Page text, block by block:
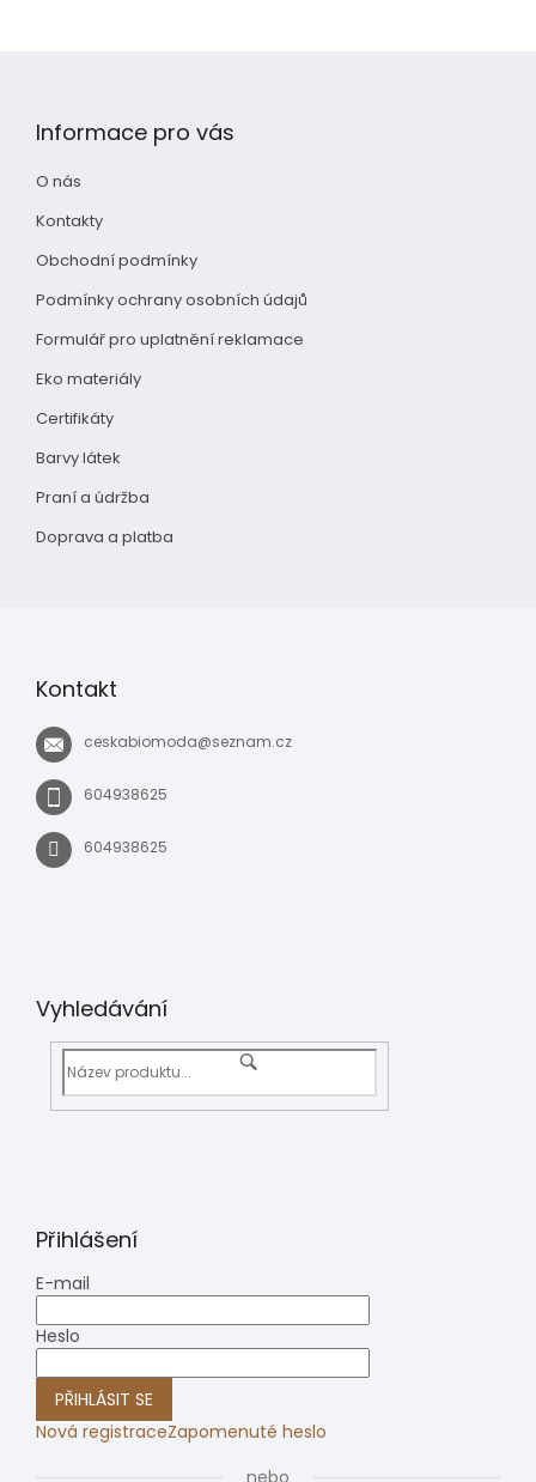
Informace pro vás
O nás
Kontakty
Obchodní podmínky
Podmínky ochrany osobních údajů
Formulář pro uplatnění reklamace
Eko materiály
Certifikáty
Barvy látek
Praní a údržba
Doprava a platba
Kontakt
ceskabiomoda@seznam.cz
604938625
604938625
Vyhledávání
Přihlášení
E-mail
Heslo
PŘIHLÁSIT SE
Nová registraceZapomenuté heslo
nebo